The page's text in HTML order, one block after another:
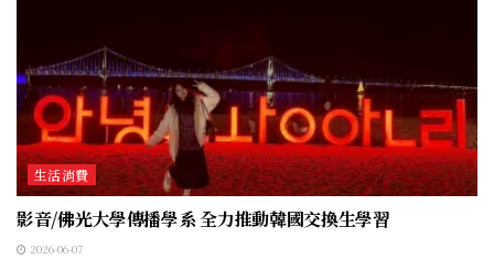
生活消費
影音/佛光大學傳播學系 全力推動韓國交換生學習
2026-06-07